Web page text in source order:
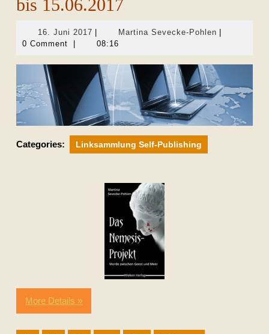
bis 15.06.2017
16. Juni 2017 16.
Juni
Martina Sevecke-PohlenMartina
0 Comment
08:16
Categories: Linksammlung Self-Publishing
More Details »